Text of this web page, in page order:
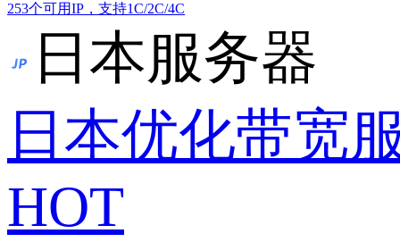
253个可用IP，支持1C/2C/4C
日本服务器
日本优化带宽
HOT